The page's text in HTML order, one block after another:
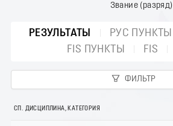
Звание (разряд)
РЕЗУЛЬТАТЫ РУС ПУНКТЫ
FIS ПУНКТЫ
FIS
ФИЛЬТР
СП. ДИСЦИПЛИНА, КАТЕГОРИЯ